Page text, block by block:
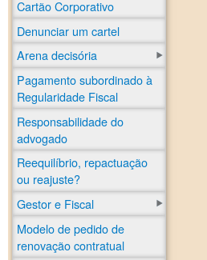
Cartão Corporativo
Denunciar um cartel
Arena decisória
Pagamento subordinado à
Regularidade Fiscal
Responsabilidade do
advogado
Reequilíbrio, repactuação
ou reajuste?
Gestor e Fiscal
Modelo de pedido de
renovação contratual